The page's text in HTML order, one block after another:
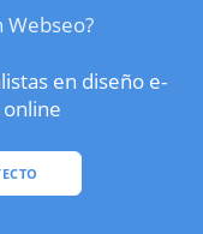
Webseo?
en diseño e-